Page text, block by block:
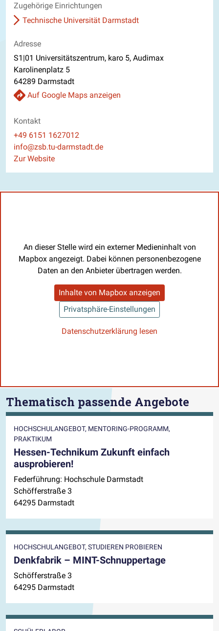
Zugehörige Einrichtungen
Technische Universität Darmstadt
Adresse
S1|01 Universitätszentrum, karo 5, Audimax
Karolinenplatz 5
64289 Darmstadt
Auf Google Maps anzeigen
Kontakt
Telefon
+49 6151 1627012
E-Mail
info@zsb.tu-darmstadt.de
Website
Zur Website
An dieser Stelle wird ein externer Medieninhalt von
Mapbox angezeigt. Dabei können personenbezogene
Daten an den Anbieter übertragen werden.
Inhalte von Mapbox anzeigen
Privatsphäre-Einstellungen
Datenschutzerklärung lesen
Thematisch passende Angebote
HOCHSCHULANGEBOT, MENTORING-PROGRAMM,
PRAKTIKUM
Hessen-Technikum Zukunft einfach
ausprobieren!
Federführung: Hochschule Darmstadt
Schöfferstraße 3
64295 Darmstadt
HOCHSCHULANGEBOT, STUDIEREN PROBIEREN
Denkfabrik – MINT-Schnuppertage
Schöfferstraße 3
64295 Darmstadt